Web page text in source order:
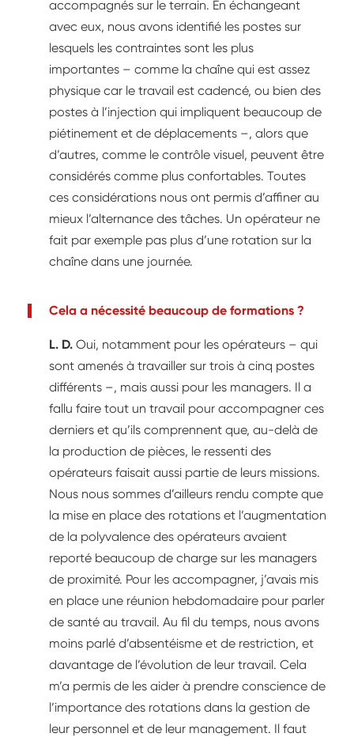
accompagnés sur le terrain. En échangeant
avec eux, nous avons identifié les postes sur
lesquels les contraintes sont les plus
importantes – comme la chaîne qui est assez
physique car le travail est cadencé, ou bien des
postes à l’injection qui impliquent beaucoup de
piétinement et de déplacements –, alors que
d’autres, comme le contrôle visuel, peuvent être
considérés comme plus confortables. Toutes
ces considérations nous ont permis d’affiner au
mieux l’alternance des tâches. Un opérateur ne
fait par exemple pas plus d’une rotation sur la
chaîne dans une journée.
Cela a nécessité beaucoup de formations ?
L. D. Oui, notamment pour les opérateurs – qui
sont amenés à travailler sur trois à cinq postes
différents –, mais aussi pour les managers. Il a
fallu faire tout un travail pour accompagner ces
derniers et qu’ils comprennent que, au-delà de
la production de pièces, le ressenti des
opérateurs faisait aussi partie de leurs missions.
Nous nous sommes d’ailleurs rendu compte que
la mise en place des rotations et l’augmentation
de la polyvalence des opérateurs avaient
reporté beaucoup de charge sur les managers
de proximité. Pour les accompagner, j’avais mis
en place une réunion hebdomadaire pour parler
de santé au travail. Au fil du temps, nous avons
moins parlé d’absentéisme et de restriction, et
davantage de l’évolution de leur travail. Cela
m’a permis de les aider à prendre conscience de
l’importance des rotations dans la gestion de
leur personnel et de leur management. Il faut